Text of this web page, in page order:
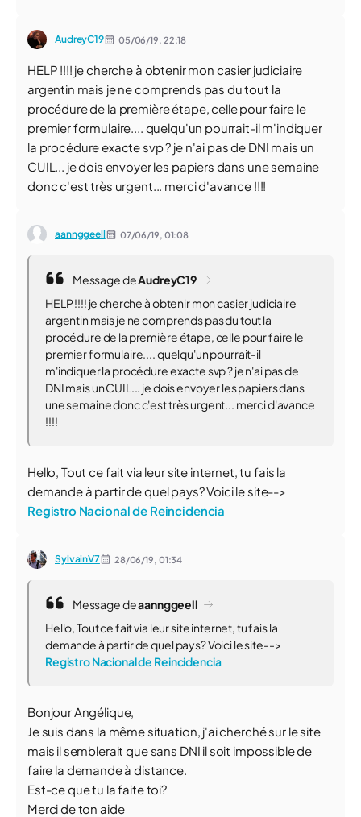
AudreyC19 05/06/19, 22:18
HELP !!!! je cherche à obtenir mon casier judiciaire
argentin mais je ne comprends pas du tout la
procédure de la première étape, celle pour faire le
premier formulaire.... quelqu'un pourrait-il m'indiquer
la procédure exacte svp ? je n'ai pas de DNI mais un
CUIL... je dois envoyer les papiers dans une semaine
donc c'est très urgent... merci d'avance !!!!
aannggeell 07/06/19, 01:08
Message deAudreyC19
HELP !!!! je cherche à obtenir mon casier judiciaire
argentin mais je ne comprends pas du tout la
procédure de la première étape, celle pour faire le
premier formulaire.... quelqu'un pourrait-il
m'indiquer la procédure exacte svp ? je n'ai pas de
DNI mais un CUIL... je dois envoyer les papiers dans
une semaine donc c'est très urgent... merci d'avance
!!!!
Hello, Tout ce fait via leur site internet, tu fais la
demande à partir de quel pays? Voici le site-->
Registro Nacional de Reincidencia
SylvainV7 28/06/19, 01:34
Message deaannggeell
Hello, Tout ce fait via leur site internet, tu fais la
demande à partir de quel pays? Voici le site-->
Registro Nacional de Reincidencia
Bonjour Angélique,
Je suis dans la même situation, j'ai cherché sur le site
mais il semblerait que sans DNI il soit impossible de
faire la demande à distance.
Est-ce que tu la faite toi?
Merci de ton aide